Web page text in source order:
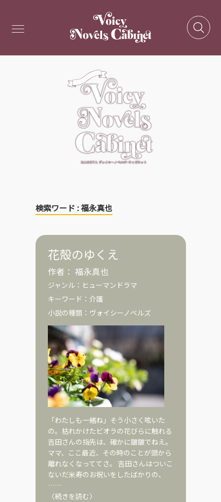
検索ワード : 福永真也
花殻のゆくえ
作者： 福永真也
ジャンル： ヒューマンドラマ
キーワード： 介護
小説の種類： ヴォイシーノベルズ
「わたしも一緒ね」そう小さく呟いた
の。枯れかけたビオラの花びらに触れる
吉田さんの指先は、確かに皺皺でねえ。
ママ、ここ最近、その時のことが頭から
離れなくなっててさ。 吉田さんはついこ
ないだ米寿のお祝いをしたばかりの、
……
〈続きを読む〉